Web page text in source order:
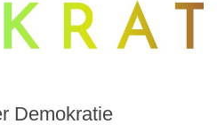
Demokratie